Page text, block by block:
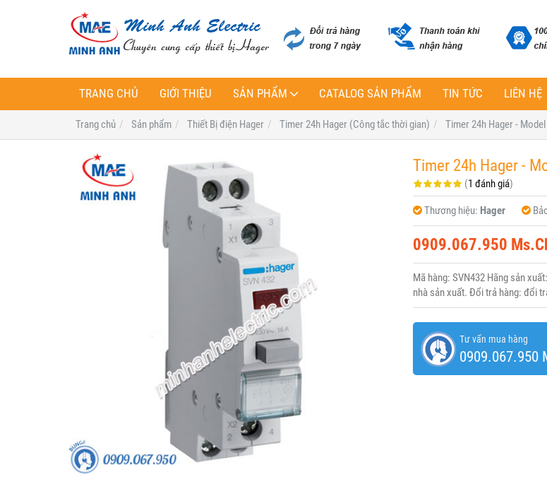
TRANG CHỦ GIỚI THIỆU SẢN PHẨM CATALOG SẢN PHẨM TIN TỨC LIÊN HỆ
Trang chủ Sản phẩm Thiết Bị điện Hager Timer 24h Hager (Công tắc thời gian) Timer 24h Hager -
Timer 24h Hager -
(1 đánh giá)
Thương hiệu: Hager
0909.067.950
Mã hàng: SVN432 Hãng sản
nhà sản xuất. Đổi trả hàng: đổi
Tư vấn mua hàng
0909.067.950